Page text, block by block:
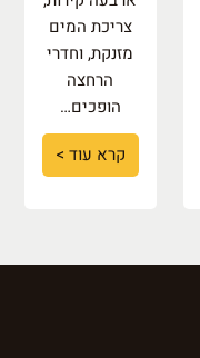
צריכת המים
מזנקת, וחדרי
הרחצה
הופכים…
קרא עוד >